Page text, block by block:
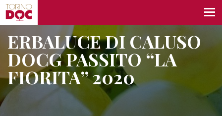
ERBALUCE DI CALUSO
DOCG PASSITO “LA
FIORITA” 2020